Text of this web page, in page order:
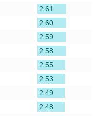
2.61
2.60
2.59
2.58
2.55
2.53
2.49
2.48